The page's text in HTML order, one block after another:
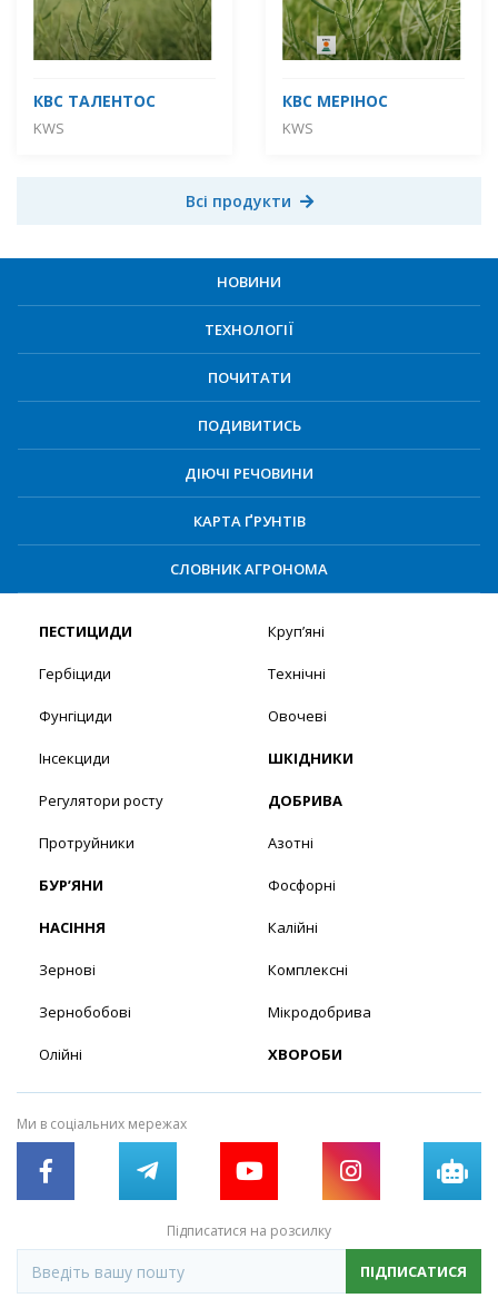
КВС ТАЛЕНТОС
KWS
КВС МЕРІНОС
KWS
Всі продукти
НОВИНИ
ТЕХНОЛОГІЇ
ПОЧИТАТИ
ПОДИВИТИСЬ
ДІЮЧІ РЕЧОВИНИ
КАРТА ҐРУНТІВ
СЛОВНИК АГРОНОМА
ПЕСТИЦИДИ
Гербіциди
Фунгіциди
Інсекциди
Регулятори росту
Протруйники
БУР’ЯНИ
НАСІННЯ
Зернові
Зернобобові
Олійні
Круп’яні
Технічні
Овочеві
ШКІДНИКИ
ДОБРИВА
Азотні
Фосфорні
Калійні
Комплексні
Мікродобрива
ХВОРОБИ
Ми в соціальних мережах
Підписатися на розсилку
ПІДПИСАТИСЯ